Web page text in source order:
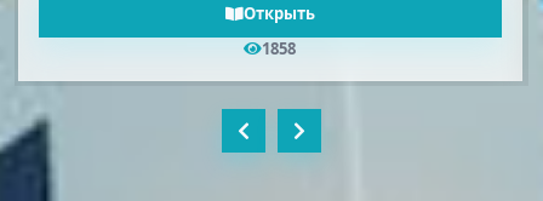
Открыть
702